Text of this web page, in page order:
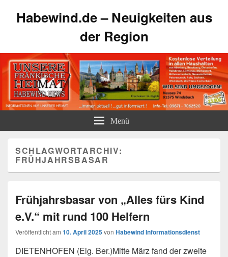
Habewind.de – Neuigkeiten aus
der Region
Menü
SCHLAGWORTARCHIV:
FRÜHJAHRSBASAR
Frühjahrsbasar von „Alles fürs Kind
e.V.“ mit rund 100 Helfern
Veröffentlicht am 10. April 2025von Habewind Informationsdienst
DIETENHOFEN (Eig. Ber.)Mitte März fand der zweite